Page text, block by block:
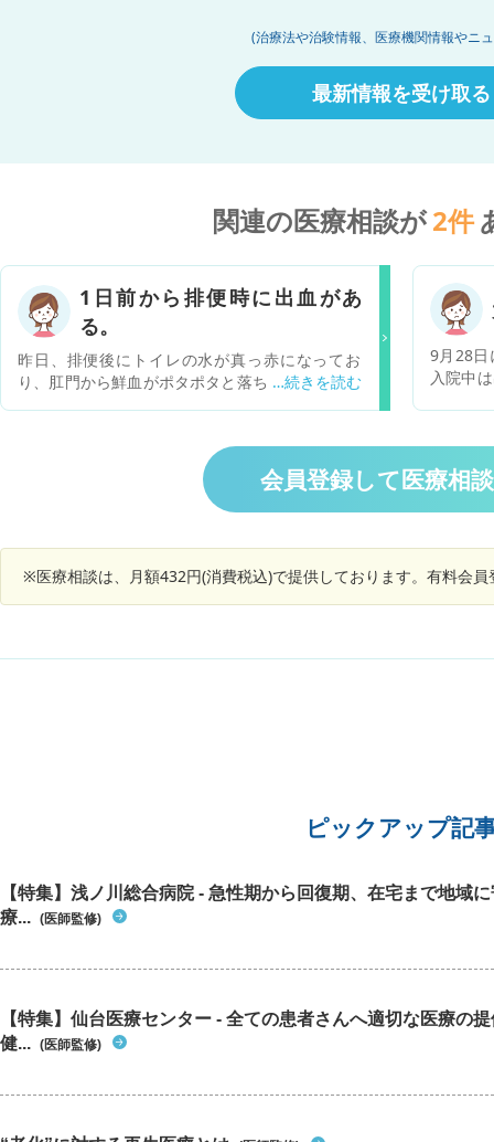
(治療法や治験情報、医療機関情報やニ
最新情報を受け取る
関連の医療相談が2件
1日前から排便時に出血があ
る。
昨日、排便後にトイレの水が真っ赤になってお
り、肛門から鮮血がポタポタと落ちてきていまし
タッと止まって、生理用ナプキンをつけました
が、血がつくようなことはありません。 3日ほど
前から紙に少量の血がつくようになっていました
が、トイレの水が赤くなるようなことはありませ
指で押すと中に戻りました。それ以降はあまり気
にしないで忘れているような状態でした。 サイト
るほどの出血がある状態から 自然治癒することは
9月28日
入院中
便器の
滴垂れ
が「だ
い。後
会員登録して医療相
※医療相談は、月額432円(消費税込)で提供しております。有料会
ピックアップ記
【特集】浅ノ川総合病院 - 急性期から回復期、在宅まで地域
療... (医師監修)
【特集】仙台医療センター - 全ての患者さんへ適切な医療の
健... (医師監修)